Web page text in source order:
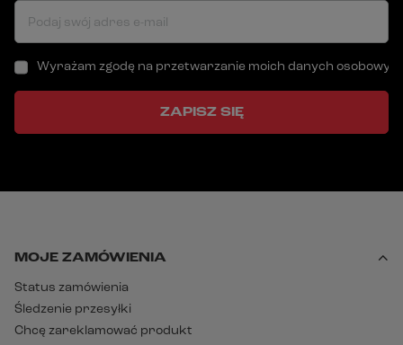
Podaj swój adres e-mail
Wyrażam zgodę na przetwarzanie moich danych
ZAPISZ SIĘ
MOJE ZAMÓWIENIA
Status zamówienia
Śledzenie przesyłki
Chcę zareklamować produkt